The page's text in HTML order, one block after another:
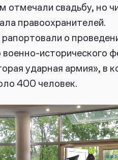
отмечали свадьбу, но
правоохранителей.
о
исторического
ударная армия», в
400 человек.